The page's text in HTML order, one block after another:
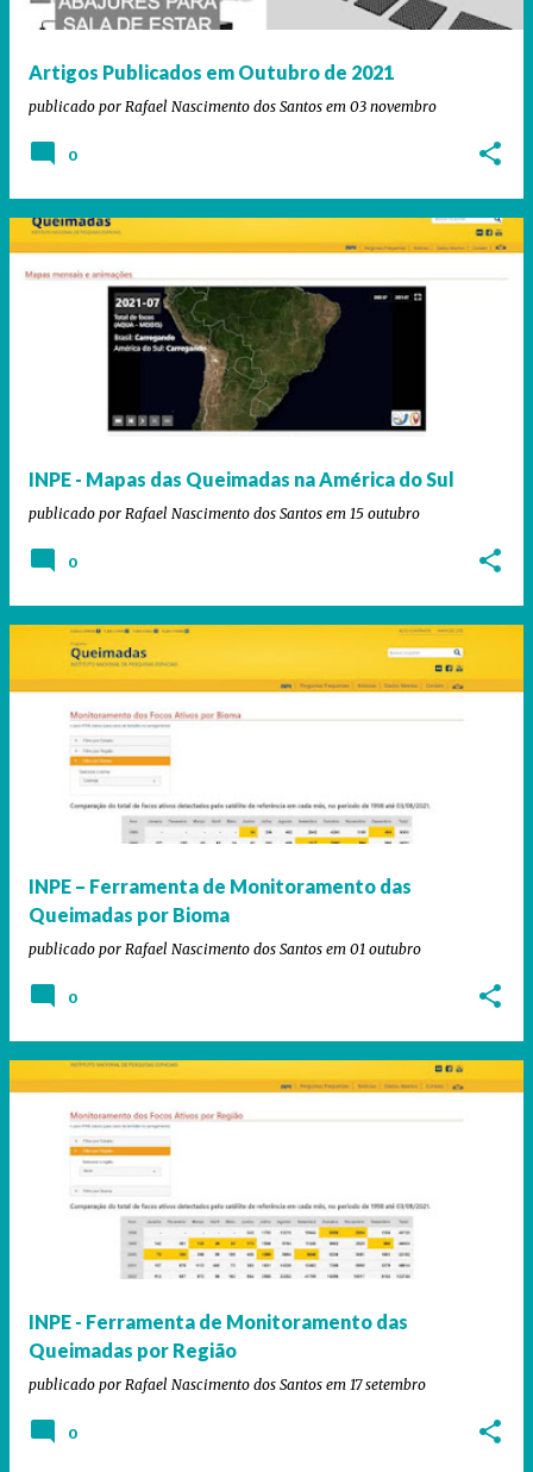
Artigos Publicados em Outubro de 2021
publicado por Rafael Nascimento dos Santos em 03 novembro
0
INPE - Mapas das Queimadas na América do Sul
publicado por Rafael Nascimento dos Santos em 15 outubro
0
INPE – Ferramenta de Monitoramento das
Queimadas por Bioma
publicado por Rafael Nascimento dos Santos em 01 outubro
0
INPE - Ferramenta de Monitoramento das
Queimadas por Região
publicado por Rafael Nascimento dos Santos em 17 setembro
0